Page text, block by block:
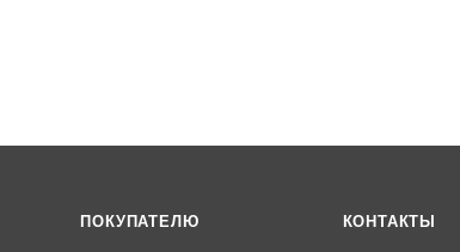
ПОКУПАТЕЛЮ КОНТАКТЫ